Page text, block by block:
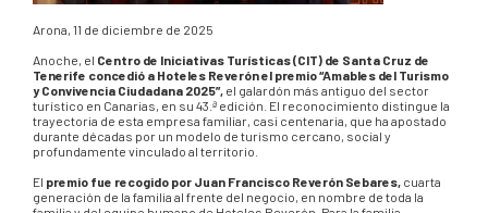
Arona, 11 de diciembre de 2025
Anoche, el Centro de Iniciativas Turísticas (CIT) de Santa Cruz de
Tenerife concedió a Hoteles Reverón el premio “Amables del Turismo
y Convivencia Ciudadana 2025”, el galardón más antiguo del sector
turístico en Canarias, en su 43.ª edición. El reconocimiento distingue la
trayectoria de esta empresa familiar, casi centenaria, que ha apostado
durante décadas por un modelo de turismo cercano, social y
profundamente vinculado al territorio.
El premio fue recogido por Juan Francisco Reverón Sebares, cuarta
generación de la familia al frente del negocio, en nombre de toda la